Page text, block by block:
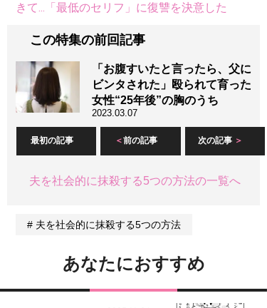
きて...「最低のセリフ」に復讐を決意した
この特集の前回記事
「お腹すいたと言ったら、父に
ビンタされた」殴られて育った
女性“25年後”の胸のうち
2023.03.07
最初の記事 前の記事 次の記事
夫を社会的に抹殺する5つの方法の一覧へ
夫を社会的に抹殺する5つの方法
あなたにおすすめ